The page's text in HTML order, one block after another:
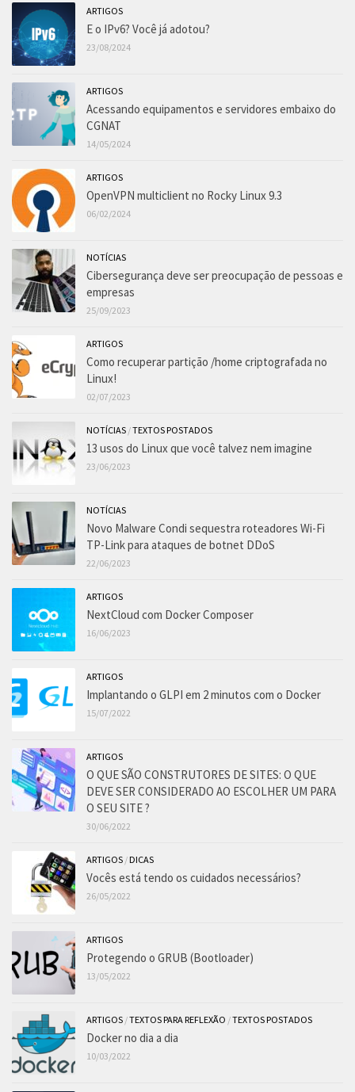
ARTIGOS
E o IPv6? Você já adotou?
23/08/2024
ARTIGOS
Acessando equipamentos e servidores embaixo do
CGNAT
14/05/2024
ARTIGOS
OpenVPN multiclient no Rocky Linux 9.3
06/02/2024
NOTÍCIAS
Cibersegurança deve ser preocupação de pessoas e
empresas
25/09/2023
ARTIGOS
Como recuperar partição /home criptografada no
Linux!
02/07/2023
NOTÍCIAS /TEXTOS POSTADOS
13 usos do Linux que você talvez nem imagine
23/06/2023
NOTÍCIAS
Novo Malware Condi sequestra roteadores Wi-Fi
TP-Link para ataques de botnet DDoS
22/06/2023
ARTIGOS
NextCloud com Docker Composer
16/06/2023
ARTIGOS
Implantando o GLPI em 2 minutos com o Docker
15/07/2022
ARTIGOS
O QUE SÃO CONSTRUTORES DE SITES: O QUE
DEVE SER CONSIDERADO AO ESCOLHER UM PARA
O SEU SITE ?
30/06/2022
ARTIGOS /DICAS
Vocês está tendo os cuidados necessários?
26/05/2022
ARTIGOS
Protegendo o GRUB (Bootloader)
13/05/2022
ARTIGOS /TEXTOS PARA REFLEXÃO /TEXTOS POSTADOS
Docker no dia a dia
10/03/2022